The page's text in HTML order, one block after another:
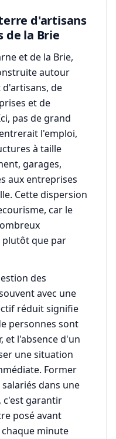
d'artisans
de la Brie
et de la Brie,
autour
de
et de
pas de grand
l'emploi,
à taille
garages,
aux entreprises
Cette dispersion
car le
plutôt que par
des
avec une
réduit signifie
personnes sont
et l'absence d'un
une situation
Former
dans une
c'est garantir
posé avant
minute